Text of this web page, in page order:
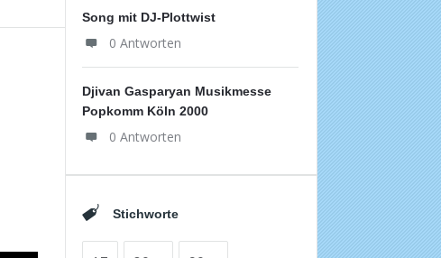
Song mit DJ-Plottwist
0 Antworten
Djivan Gasparyan Musikmesse
Popkomm Köln 2000
0 Antworten
Stichworte